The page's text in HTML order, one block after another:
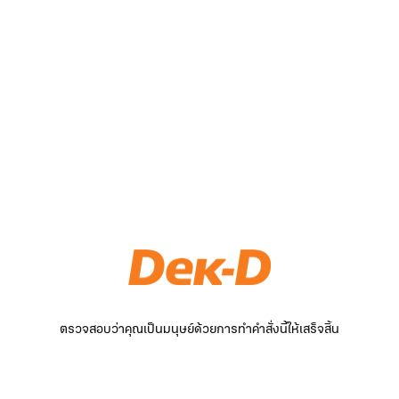
ตรวจสอบว่าคุณเป็นมนุษย์ด้วยการทำคำสั่งนี้ให้เสร็จสิ้น